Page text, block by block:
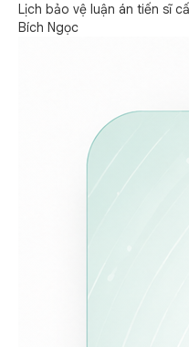
Lịch bảo vệ luận án tiến sĩ
Bích Ngọc